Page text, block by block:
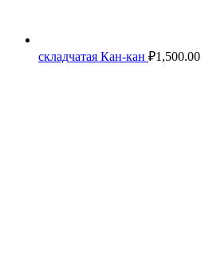
складчатая Кан-кан ₽1,500.00